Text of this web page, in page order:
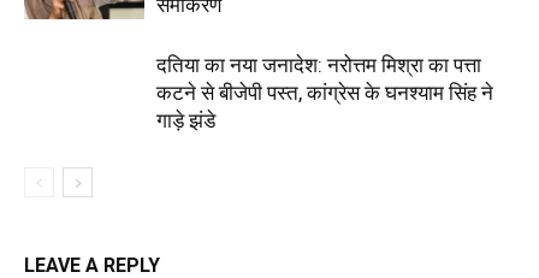
समीकरण
दतिया का नया जनादेश: नरोत्तम मिश्रा का पत्ता
कटने से बीजेपी पस्त, कांग्रेस के घनश्याम सिंह ने
गाड़े झंडे
LEAVE A REPLY